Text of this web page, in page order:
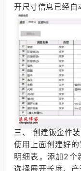
开尺寸信息已经自
三、 创建钣金件
使用上面创建好
明细表，添加2个
选择展开长度、